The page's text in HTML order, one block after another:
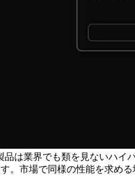
品は業界でも類を見ないハイ
。市場で同様の性能を求め